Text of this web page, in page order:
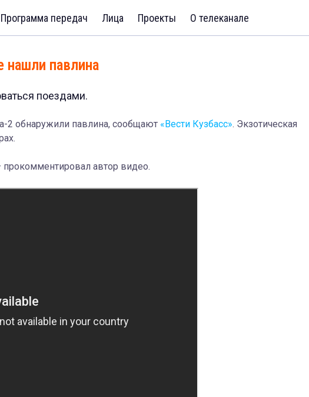
Программа передач Лица Проекты О телеканале
нашли павлина
поездами.
2 обнаружили павлина, сообщают «Вести Кузбасс». Экзотическая
прокомментировал автор видео.